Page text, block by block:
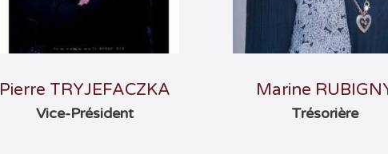
Pierre TRYJEFACZKA
Vice-Président
Marine
Trésorière